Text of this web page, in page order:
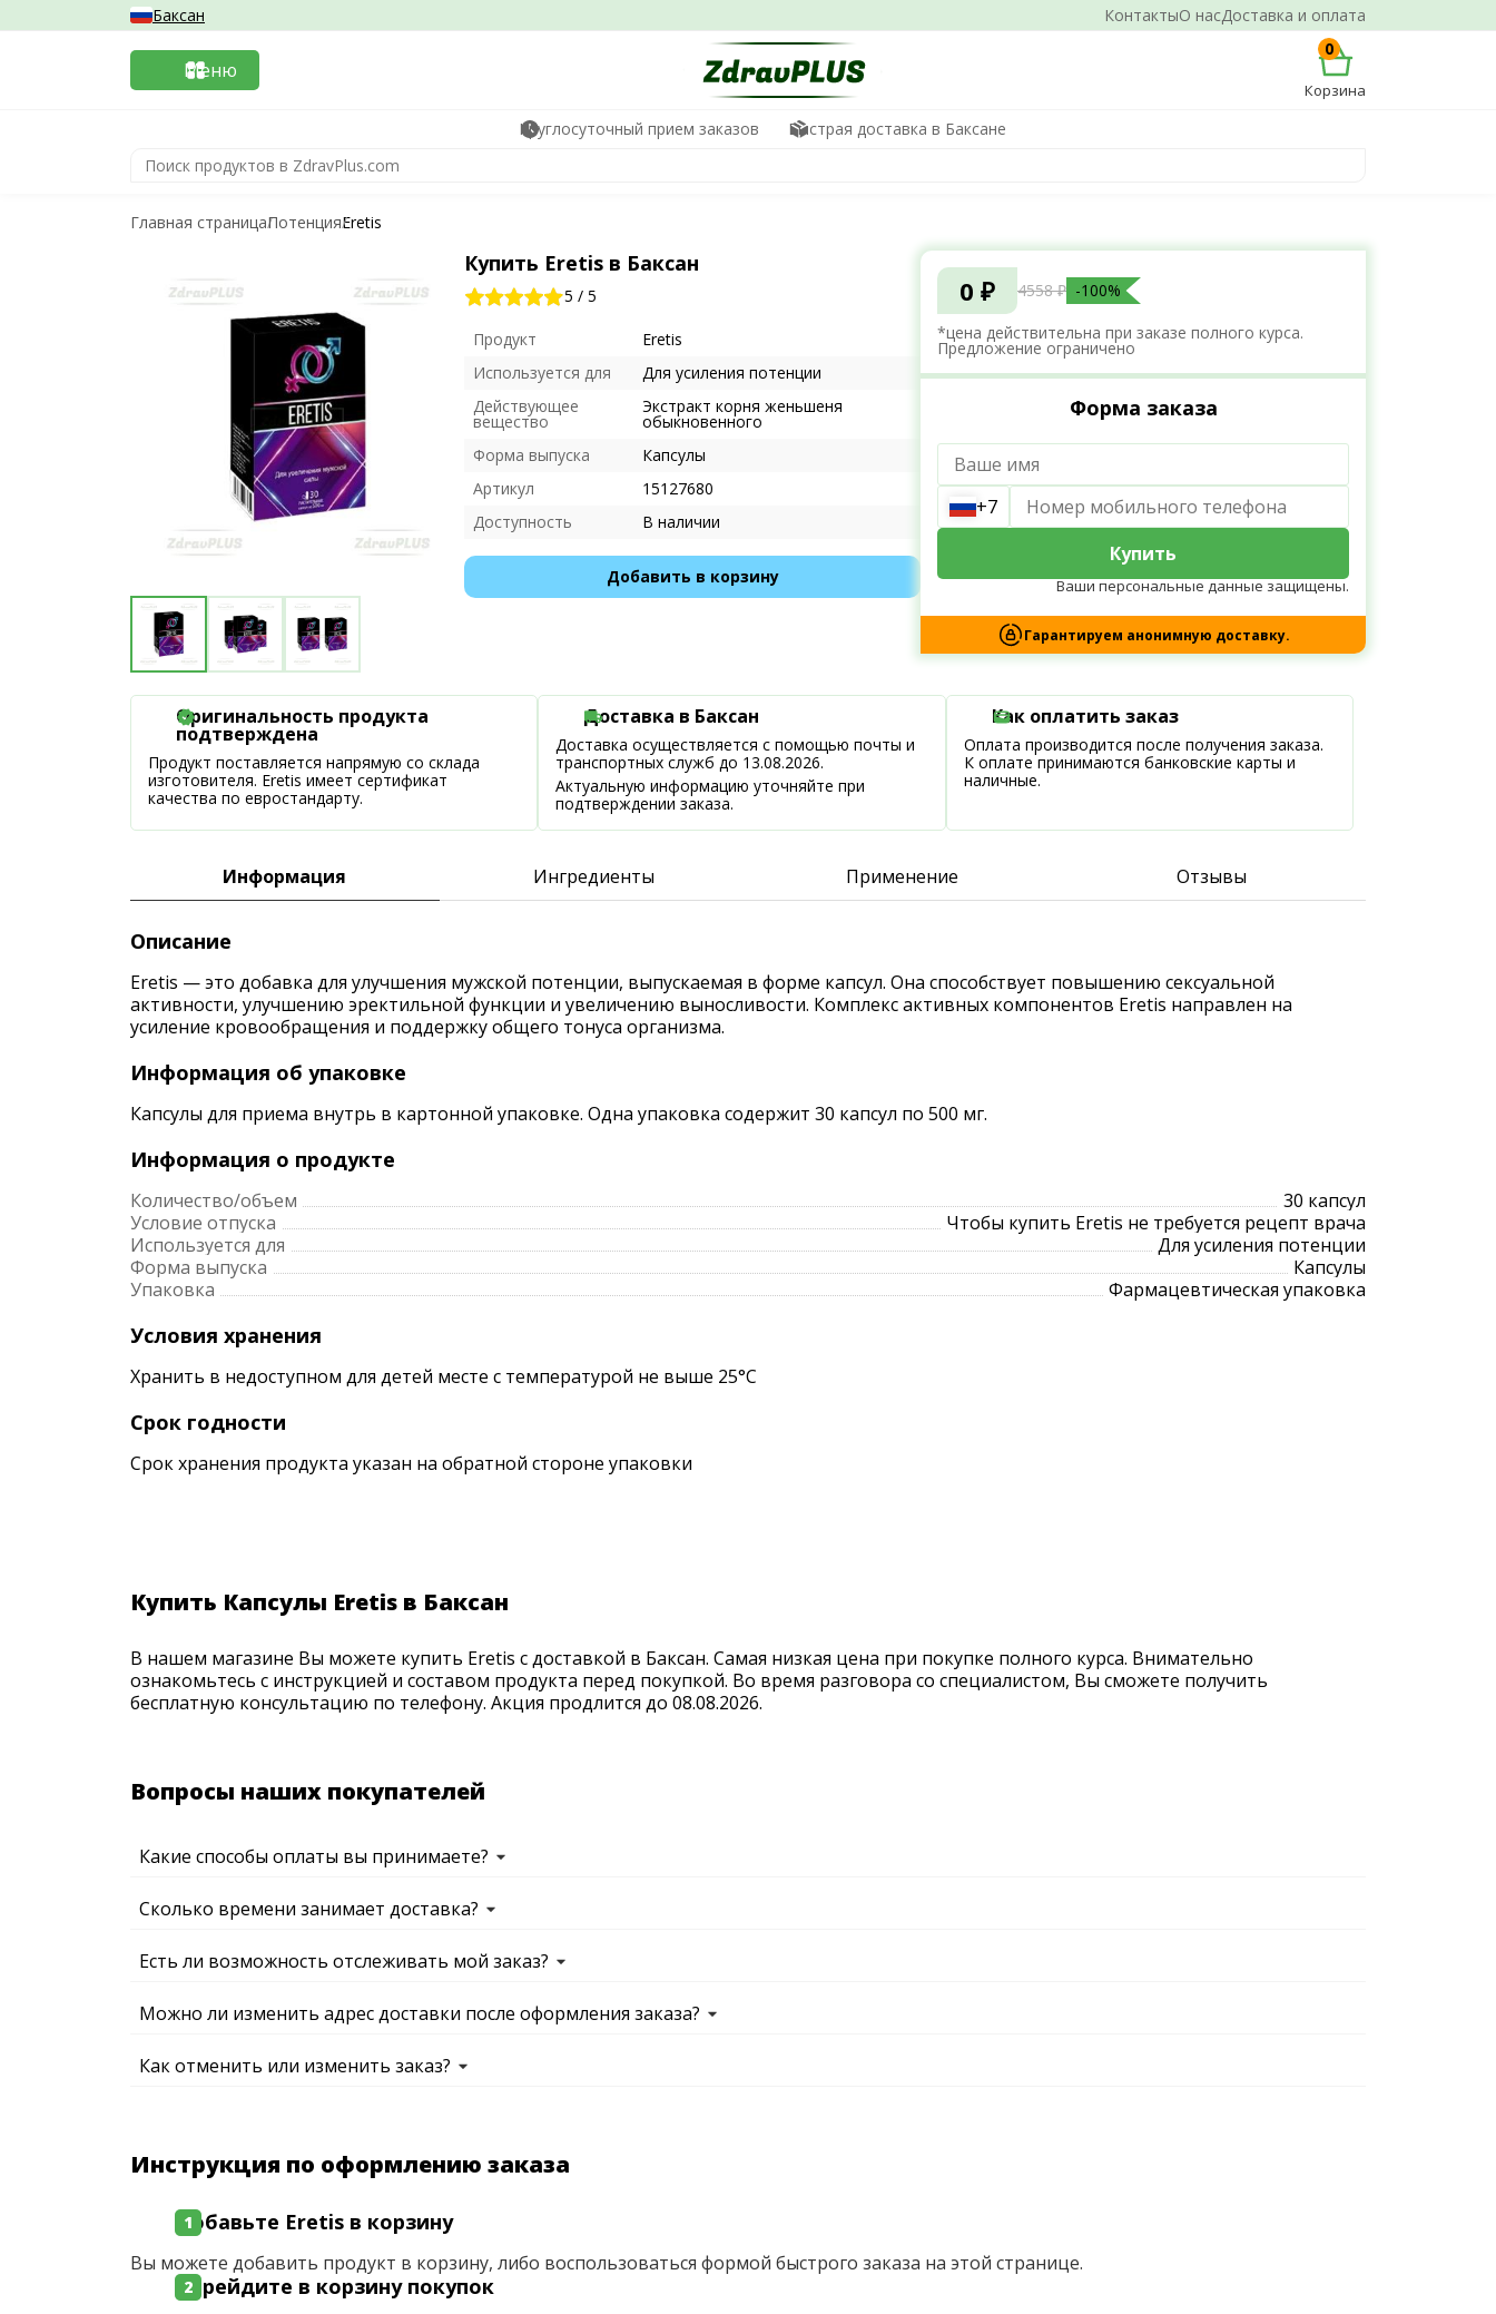
КонтактыО насДоставка и оплата
Баксан
Меню
0
Корзина
Круглосуточный прием заказов Быстрая доставка в Баксане
Главная страницаПотенцияEretis
Купить Eretis в Баксан
5 / 5
Продукт
Eretis
Используется для
Для усиления потенции
Действующее
вещество
Экстракт корня женьшеня
обыкновенного
Форма выпуска
Капсулы
Артикул
15127680
Доступность
В наличии
Добавить в корзину
0 ₽ 4558 ₽ -100%
*цена действительна при заказе полного курса.
Предложение ограничено
Форма заказа
+7
Купить
Ваши персональные данные защищены.
Гарантируем анонимную доставку.
Оригинальность продукта
подтверждена
Продукт поставляется напрямую со склада
изготовителя. Eretis имеет сертификат
качества по евростандарту.
Доставка в Баксан
Доставка осуществляется с помощью почты и
транспортных служб до 13.08.2026.
Актуальную информацию уточняйте при
подтверждении заказа.
Как оплатить заказ
Оплата производится после получения заказа.
К оплате принимаются банковские карты и
наличные.
Информация Ингредиенты Применение Отзывы
Описание
Eretis — это добавка для улучшения мужской потенции, выпускаемая в форме капсул. Она способствует повышению сексуальной
активности, улучшению эректильной функции и увеличению выносливости. Комплекс активных компонентов Eretis направлен на
усиление кровообращения и поддержку общего тонуса организма.
Информация об упаковке
Капсулы для приема внутрь в картонной упаковке. Одна упаковка содержит 30 капсул по 500 мг.
Информация о продукте
Количество/объем
30 капсул
Условие отпуска
Чтобы купить Eretis не требуется рецепт врача
Используется для
Для усиления потенции
Форма выпуска
Капсулы
Упаковка
Фармацевтическая упаковка
Условия хранения
Хранить в недоступном для детей месте с температурой не выше 25°C
Срок годности
Срок хранения продукта указан на обратной стороне упаковки
Купить Капсулы Eretis в Баксан
В нашем магазине Вы можете купить Eretis с доставкой в Баксан. Самая низкая цена при покупке полного курса. Внимательно
ознакомьтесь с инструкцией и составом продукта перед покупкой. Во время разговора со специалистом, Вы сможете получить
бесплатную консультацию по телефону. Акция продлится до 08.08.2026.
Вопросы наших покупателей
Какие способы оплаты вы принимаете?
Сколько времени занимает доставка?
Есть ли возможность отслеживать мой заказ?
Можно ли изменить адрес доставки после оформления заказа?
Как отменить или изменить заказ?
Инструкция по оформлению заказа
Добавьте Eretis в корзину
Вы можете добавить продукт в корзину, либо воспользоваться формой быстрого заказа на этой странице.
Перейдите в корзину покупок